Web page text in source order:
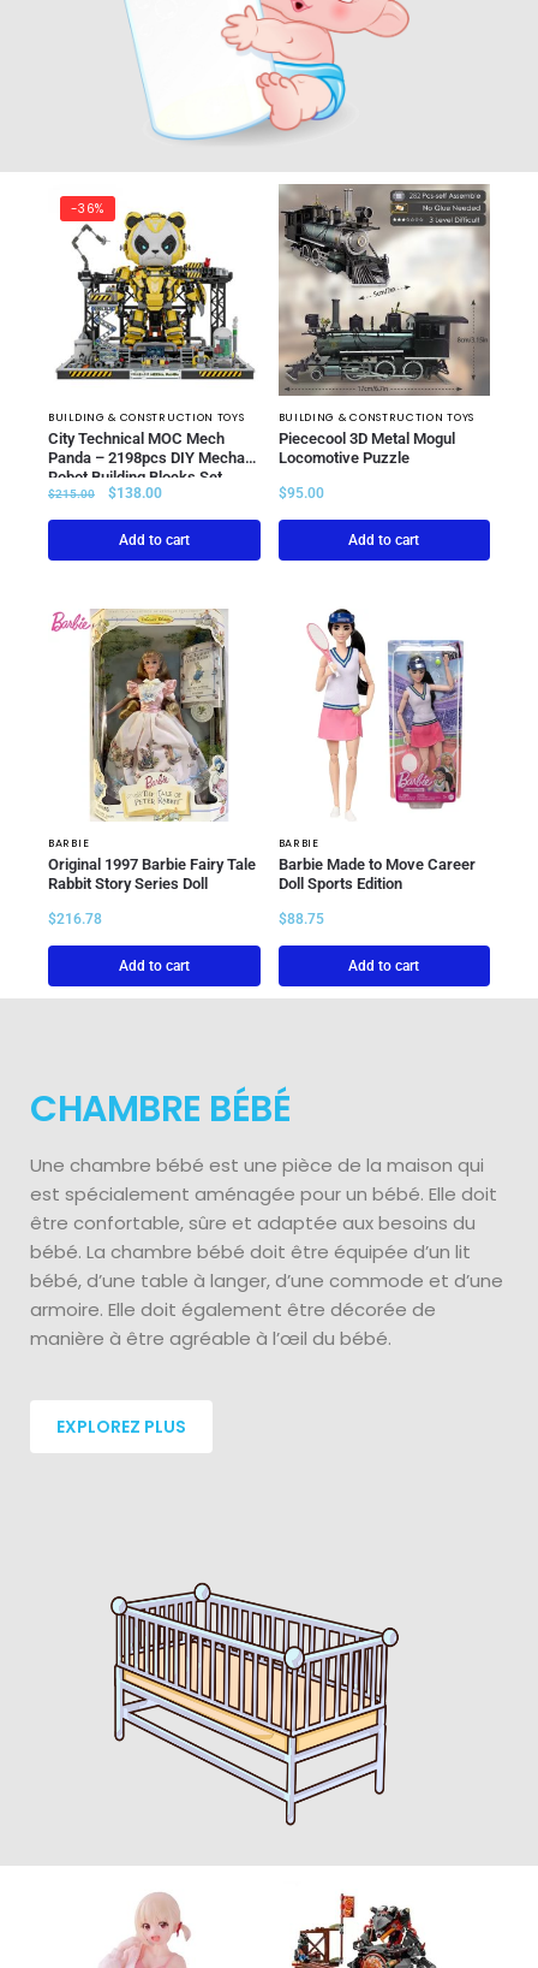
-36%
BUILDING & CONSTRUCTION TOYS
City Technical MOC Mech
Panda – 2198pcs DIY Mecha
Robot Building Blocks Set
$215.00 $138.00
Add to cart
BUILDING & CONSTRUCTION TOYS
Piececool 3D Metal Mogul
Locomotive Puzzle
$95.00
Add to cart
BARBIE
Original 1997 Barbie Fairy Tale
Rabbit Story Series Doll
$216.78
Add to cart
BARBIE
Barbie Made to Move Career
Doll Sports Edition
$88.75
Add to cart
CHAMBRE BÉBÉ
Une chambre bébé est une pièce de la maison qui
est spécialement aménagée pour un bébé. Elle doit
être confortable, sûre et adaptée aux besoins du
bébé. La chambre bébé doit être équipée d’un lit
bébé, d’une table à langer, d’une commode et d’une
armoire. Elle doit également être décorée de
manière à être agréable à l’œil du bébé.
EXPLOREZ PLUS